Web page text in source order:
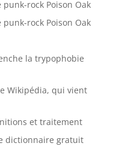
rock Poison Oak
rock Poison Oak
la trypophobie
Wikipédia, qui vient
et traitement
dictionnaire gratuit